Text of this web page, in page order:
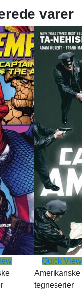
varer
Quick View
Amerikanske
tegneserier